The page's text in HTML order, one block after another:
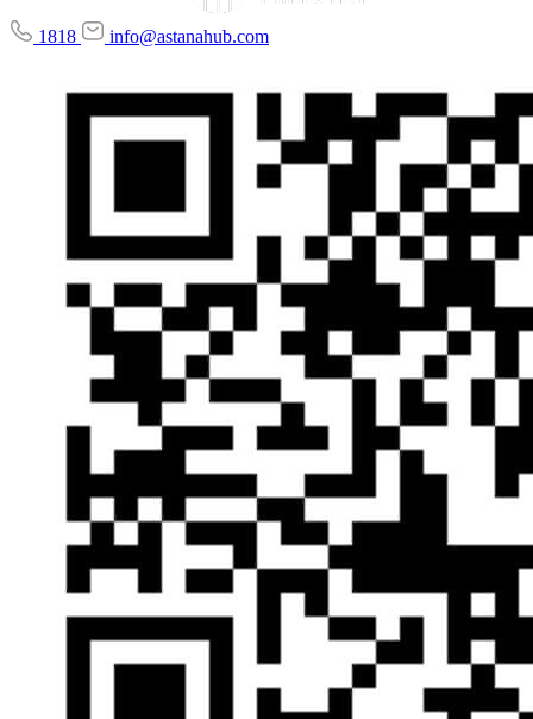
1818 info@astanahub.com